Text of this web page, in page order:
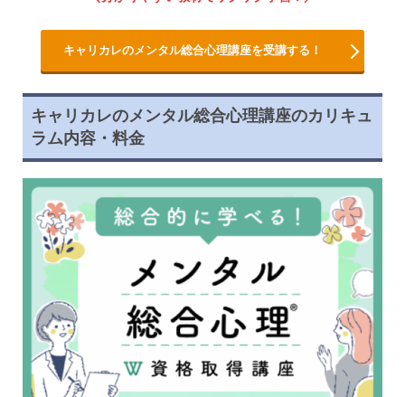
キャリカレのメンタル総合心理講座を受講する！
キャリカレのメンタル総合心理講座のカリキュ
ラム内容・料金